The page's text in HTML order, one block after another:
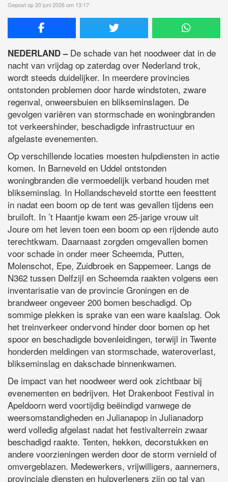
Gepost op 20 juni 2026 om 13:17
NEDERLAND – De schade van het noodweer dat in de
nacht van vrijdag op zaterdag over Nederland trok,
wordt steeds duidelijker. In meerdere provincies
ontstonden problemen door harde windstoten, zware
regenval, onweersbuien en blikseminslagen. De
gevolgen variëren van stormschade en woningbranden
tot verkeershinder, beschadigde infrastructuur en
afgelaste evenementen.
Op verschillende locaties moesten hulpdiensten in actie
komen. In Barneveld en Uddel ontstonden
woningbranden die vermoedelijk verband houden met
blikseminslag. In Hollandscheveld stortte een feesttent
in nadat een boom op de tent was gevallen tijdens een
bruiloft. In ’t Haantje kwam een 25-jarige vrouw uit
Joure om het leven toen een boom op een rijdende auto
terechtkwam. Daarnaast zorgden omgevallen bomen
voor schade in onder meer Scheemda, Putten,
Molenschot, Epe, Zuidbroek en Sappemeer. Langs de
N362 tussen Delfzijl en Scheemda raakten volgens een
inventarisatie van de provincie Groningen en de
brandweer ongeveer 200 bomen beschadigd. Op
sommige plekken is sprake van een ware kaalslag. Ook
het treinverkeer ondervond hinder door bomen op het
spoor en beschadigde bovenleidingen, terwijl in Twente
honderden meldingen van stormschade, wateroverlast,
blikseminslag en dakschade binnenkwamen.
De impact van het noodweer werd ook zichtbaar bij
evenementen en bedrijven. Het Drakenboot Festival in
Apeldoorn werd voortijdig beëindigd vanwege de
weersomstandigheden en Julianapop in Julianadorp
werd volledig afgelast nadat het festivalterrein zwaar
beschadigd raakte. Tenten, hekken, decorstukken en
andere voorzieningen werden door de storm vernield of
omvergeblazen. Medewerkers, vrijwilligers, aannemers,
provinciale diensten en hulpverleners zijn op tal van